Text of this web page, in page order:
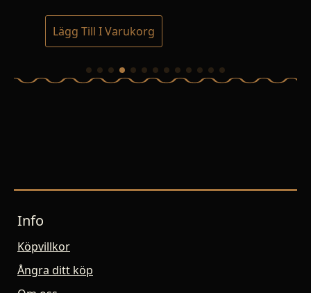
Lägg Till I Varukorg
Info
Köpvillkor
Ångra ditt köp